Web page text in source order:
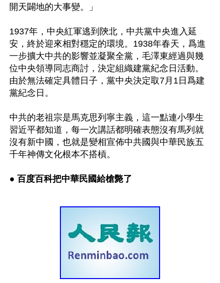
開天闢地的大事變。」
1937年，中央紅軍逃到陝北，中共黨中央進入延
安，終於迎來相對穩定的環境。1938年春天，爲進
一步擴大中共的影響並凝聚全黨，毛澤東經過與幾
位中央領導同志商討，決定組織建黨紀念日活動。
由於無法確定具體日子，黨中央決定取7月1日爲建
黨紀念日。
中共的老祖宗是馬克思列寧主義，這一點連小學生
習近平都知道，每一次講話都明確表態沒有馬列就
沒有新中國，也就是變相宣佈中共國與中華民族五
千年神傳文化根本不搭槓。
● 百度百科把中華民國給槍斃了